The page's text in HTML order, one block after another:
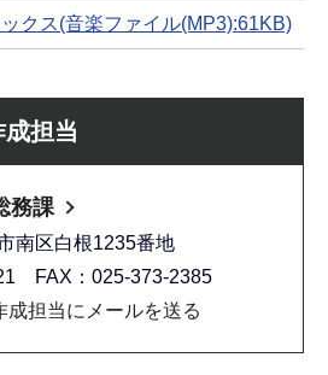
クス(音楽ファイル(MP3):61KB)
担当
務課
南区白根1235番地
FAX：025-373-2385
成担当にメールを送る